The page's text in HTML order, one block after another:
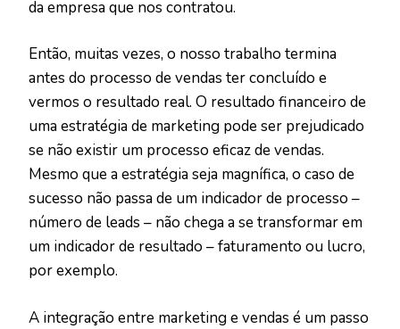
da empresa que nos contratou.
Então, muitas vezes, o nosso trabalho termina
antes do processo de vendas ter concluído e
vermos o resultado real. O resultado financeiro de
uma estratégia de marketing pode ser prejudicado
se não existir um processo eficaz de vendas.
Mesmo que a estratégia seja magnífica, o caso de
sucesso não passa de um indicador de processo –
número de leads – não chega a se transformar em
um indicador de resultado – faturamento ou lucro,
por exemplo.
A integração entre marketing e vendas é um passo